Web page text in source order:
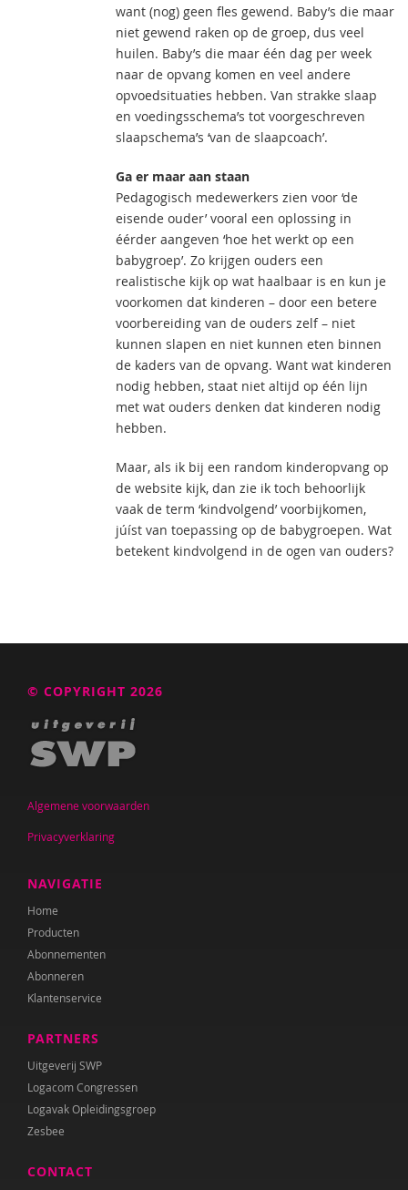
want (nog) geen fles gewend. Baby’s die maar
niet gewend raken op de groep, dus veel
huilen. Baby’s die maar één dag per week
naar de opvang komen en veel andere
opvoedsituaties hebben. Van strakke slaap
en voedingsschema’s tot voorgeschreven
slaapschema’s ‘van de slaapcoach’.
Ga er maar aan staan
Pedagogisch medewerkers zien voor ‘de
eisende ouder’ vooral een oplossing in
éérder aangeven ‘hoe het werkt op een
babygroep’. Zo krijgen ouders een
realistische kijk op wat haalbaar is en kun je
voorkomen dat kinderen – door een betere
voorbereiding van de ouders zelf – niet
kunnen slapen en niet kunnen eten binnen
de kaders van de opvang. Want wat kinderen
nodig hebben, staat niet altijd op één lijn
met wat ouders denken dat kinderen nodig
hebben.
Maar, als ik bij een random kinderopvang op
de website kijk, dan zie ik toch behoorlijk
vaak de term ‘kindvolgend’ voorbijkomen,
júíst van toepassing op de babygroepen. Wat
betekent kindvolgend in de ogen van ouders?
© COPYRIGHT 2026
Algemene voorwaarden
Privacyverklaring
NAVIGATIE
Home
Producten
Abonnementen
Abonneren
Klantenservice
PARTNERS
Uitgeverij SWP
Logacom Congressen
Logavak Opleidingsgroep
Zesbee
CONTACT